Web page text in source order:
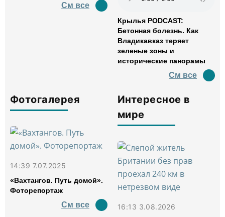
См все
Крылья PODCAST:
Бетонная болезнь. Как
Владикавказ теряет
зеленые зоны и
исторические панорамы
См все
Фотогалерея
14:39 7.07.2025
«Вахтангов. Путь домой».
Фоторепортаж
См все
Интересное в
мире
16:13 3.08.2026